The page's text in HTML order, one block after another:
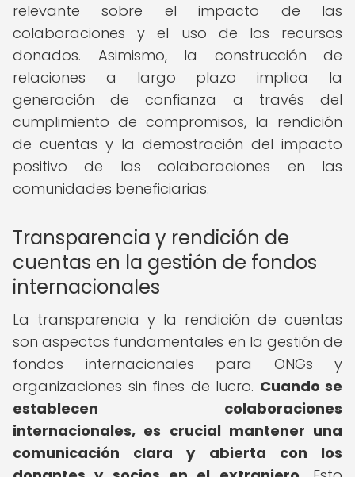
relevante sobre el impacto de las
colaboraciones y el uso de los recursos
donados. Asimismo, la construcción de
relaciones a largo plazo implica la
generación de confianza a través del
cumplimiento de compromisos, la rendición
de cuentas y la demostración del impacto
positivo de las colaboraciones en las
comunidades beneficiarias.
Transparencia y rendición de
cuentas en la gestión de fondos
internacionales
La transparencia y la rendición de cuentas
son aspectos fundamentales en la gestión de
fondos internacionales para ONGs y
organizaciones sin fines de lucro. Cuando se
establecen colaboraciones
internacionales, es crucial mantener una
comunicación clara y abierta con los